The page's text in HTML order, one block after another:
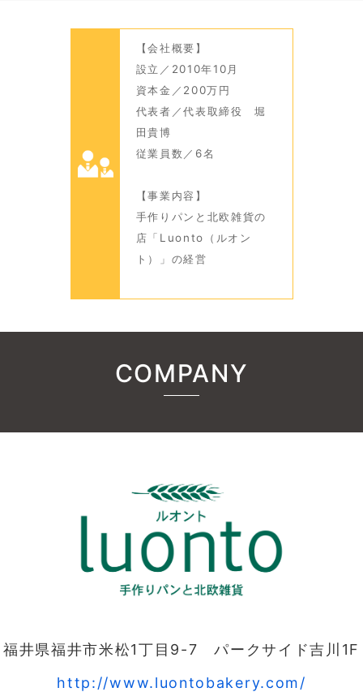
【会社概要】
設立／2010年10月
資本金／200万円
代表者／代表取締役 堀
田貴博
従業員数／6名
【事業内容】
手作りパンと北欧雑貨の
店「Luonto（ルオン
ト）」の経営
COMPANY
福井県福井市米松1丁目9-7 パークサイド吉川1F
http://www.luontobakery.com/